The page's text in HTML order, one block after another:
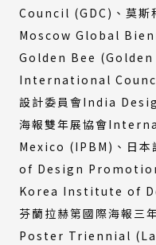
Council (GDC)、莫斯
Moscow Global
Golden Bee (Golden
International
設計委員會India
海報雙年展協會
Mexico (IPBM)、日
of Design Promotion
Korea Institute of
芬蘭拉赫第國際海報
Poster Triennial